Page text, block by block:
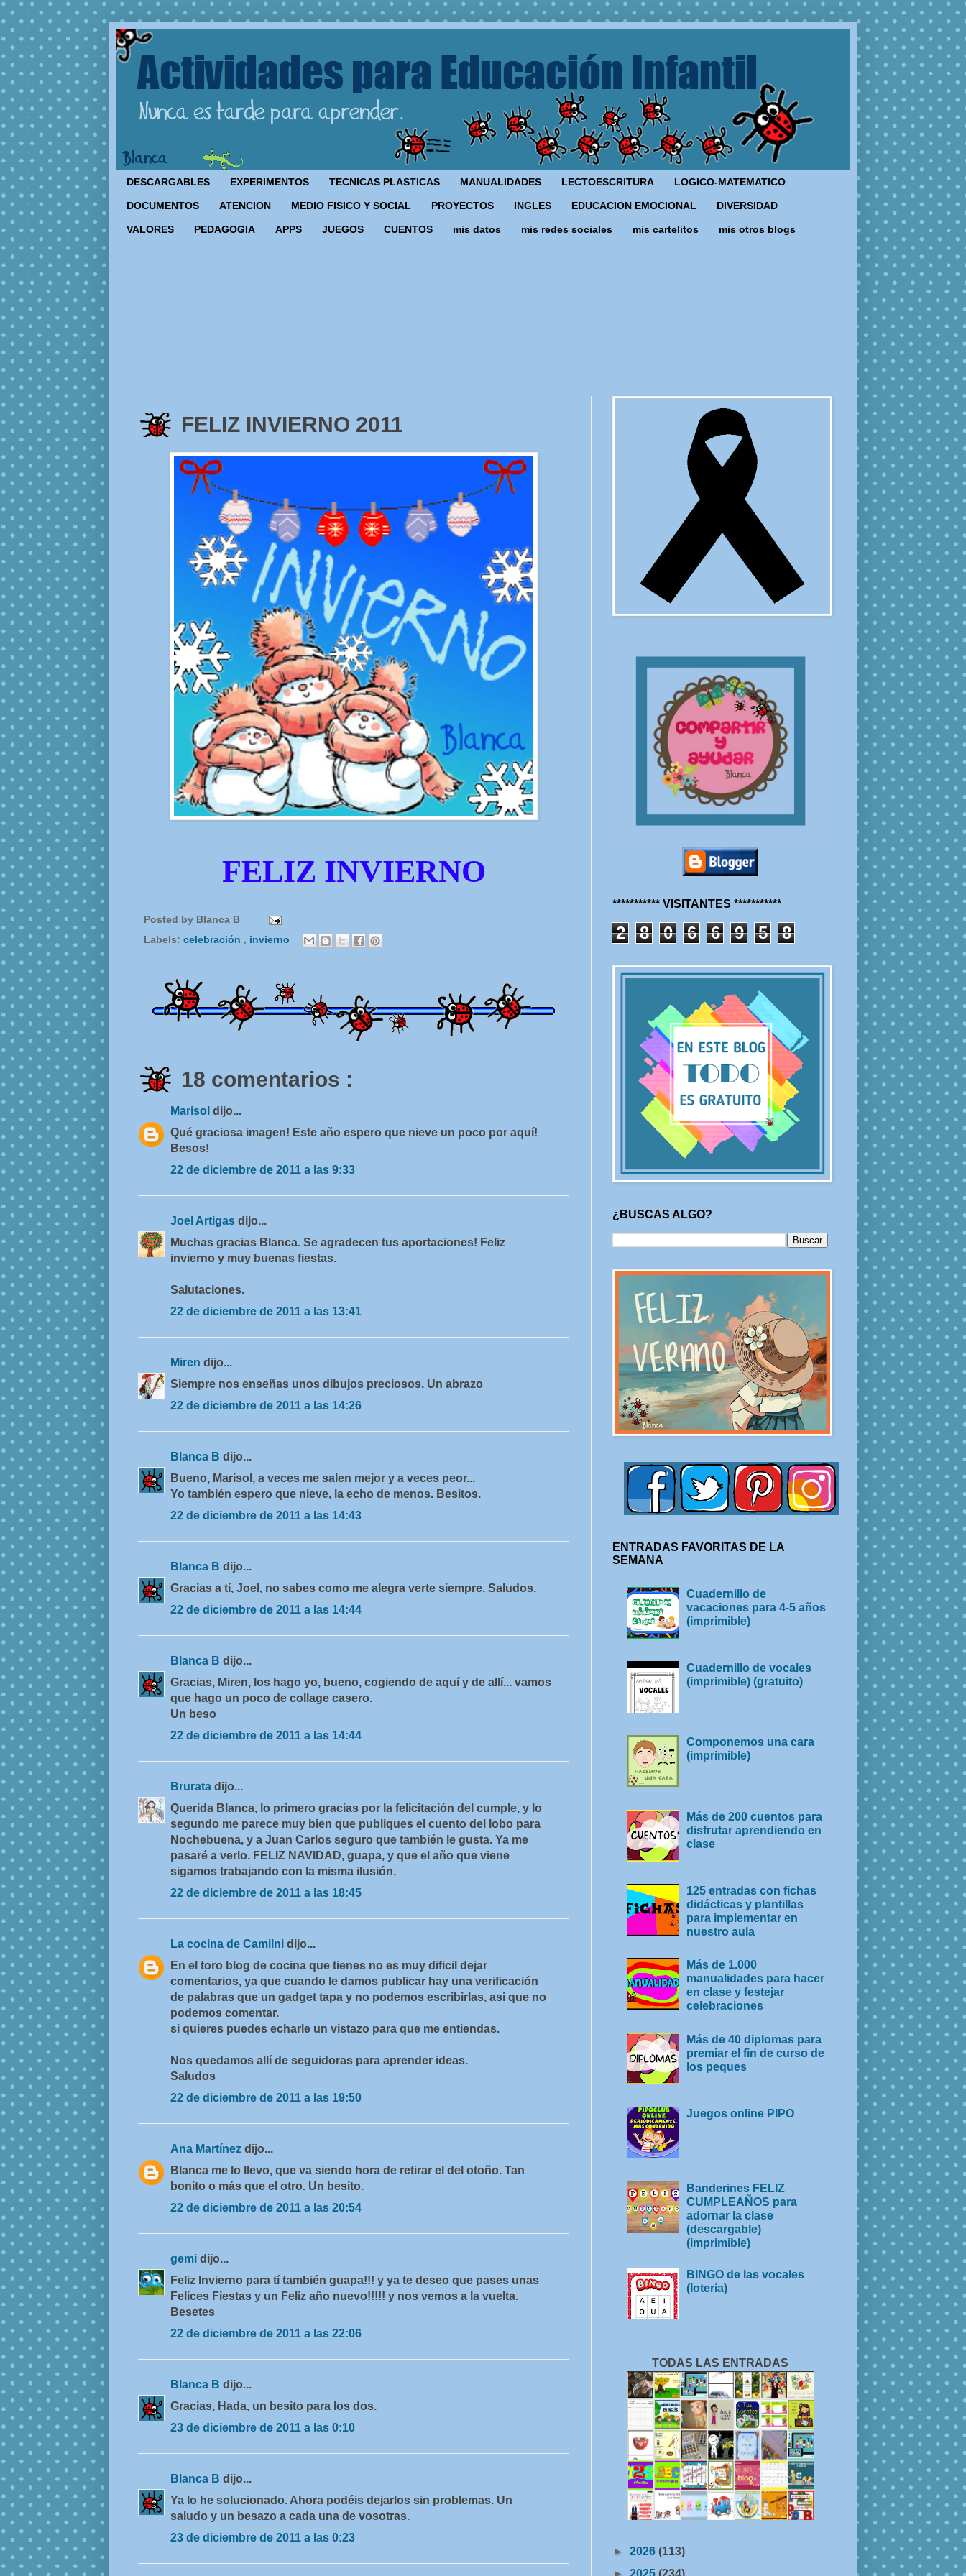
DESCARGABLES EXPERIMENTOS TECNICAS PLASTICAS MANUALIDADES LECTOESCRITURA LOGICO-MATEMATICO
DOCUMENTOS ATENCION MEDIO FISICO Y SOCIAL PROYECTOS INGLES EDUCACION EMOCIONAL DIVERSIDAD
VALORES PEDAGOGIA APPS JUEGOS CUENTOS mis datos mis redes sociales mis cartelitos mis otros blogs
FELIZ INVIERNO 2011
FELIZ INVIERNO
Posted by Blanca B
Labels: celebración , invierno
18 comentarios :
Marisol dijo...
Qué graciosa imagen! Este año espero que nieve un poco por aquí!
Besos!
22 de diciembre de 2011 a las 9:33
Joel Artigas dijo...
Muchas gracias Blanca. Se agradecen tus aportaciones! Feliz
invierno y muy buenas fiestas.
Salutaciones.
22 de diciembre de 2011 a las 13:41
Miren dijo...
Siempre nos enseñas unos dibujos preciosos. Un abrazo
22 de diciembre de 2011 a las 14:26
Blanca B dijo...
Bueno, Marisol, a veces me salen mejor y a veces peor...
Yo también espero que nieve, la echo de menos. Besitos.
22 de diciembre de 2011 a las 14:43
Blanca B dijo...
Gracias a tí, Joel, no sabes como me alegra verte siempre. Saludos.
22 de diciembre de 2011 a las 14:44
Blanca B dijo...
Gracias, Miren, los hago yo, bueno, cogiendo de aquí y de allí... vamos
que hago un poco de collage casero.
Un beso
22 de diciembre de 2011 a las 14:44
Brurata dijo...
Querida Blanca, lo primero gracias por la felicitación del cumple, y lo
segundo me parece muy bien que publiques el cuento del lobo para
Nochebuena, y a Juan Carlos seguro que también le gusta. Ya me
pasaré a verlo. FELIZ NAVIDAD, guapa, y que el año que viene
sigamos trabajando con la misma ilusión.
22 de diciembre de 2011 a las 18:45
La cocina de Camilni dijo...
En el toro blog de cocina que tienes no es muy dificil dejar
comentarios, ya que cuando le damos publicar hay una verificación
de palabras que un gadget tapa y no podemos escribirlas, asi que no
podemos comentar.
si quieres puedes echarle un vistazo para que me entiendas.
Nos quedamos allí de seguidoras para aprender ideas.
Saludos
22 de diciembre de 2011 a las 19:50
Ana Martínez dijo...
Blanca me lo llevo, que va siendo hora de retirar el del otoño. Tan
bonito o más que el otro. Un besito.
22 de diciembre de 2011 a las 20:54
gemi dijo...
Feliz Invierno para tí también guapa!!! y ya te deseo que pases unas
Felices Fiestas y un Feliz año nuevo!!!!! y nos vemos a la vuelta.
Besetes
22 de diciembre de 2011 a las 22:06
Blanca B dijo...
Gracias, Hada, un besito para los dos.
23 de diciembre de 2011 a las 0:10
Blanca B dijo...
Ya lo he solucionado. Ahora podéis dejarlos sin problemas. Un
saludo y un besazo a cada una de vosotras.
23 de diciembre de 2011 a las 0:23
*********** VISITANTES ***********
2 8 0 6 6 9 5 8
¿BUSCAS ALGO?
ENTRADAS FAVORITAS DE LA
SEMANA
Cuadernillo de
vacaciones para 4-5 años
(imprimible)
Cuadernillo de vocales
(imprimible) (gratuito)
Componemos una cara
(imprimible)
Más de 200 cuentos para
disfrutar aprendiendo en
clase
125 entradas con fichas
didácticas y plantillas
para implementar en
nuestro aula
Más de 1.000
manualidades para hacer
en clase y festejar
celebraciones
Más de 40 diplomas para
premiar el fin de curso de
los peques
Juegos online PIPO
Banderines FELIZ
CUMPLEAÑOS para
adornar la clase
(descargable)
(imprimible)
BINGO de las vocales
(lotería)
TODAS LAS ENTRADAS
► 2026 (113)